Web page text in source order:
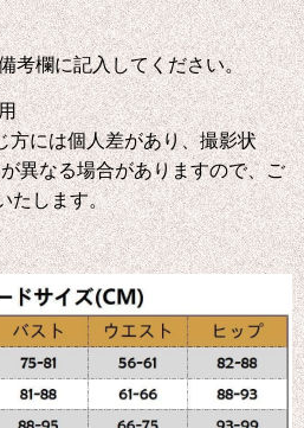
考欄に記入してください。
には個人差があり、撮影状
異なる場合がありますので、ご
たします。